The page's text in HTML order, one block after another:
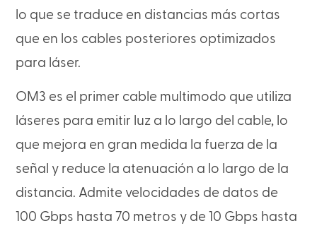
lo que se traduce en distancias más cortas
que en los cables posteriores optimizados
para láser.
OM3 es el primer cable multimodo que utiliza
láseres para emitir luz a lo largo del cable, lo
que mejora en gran medida la fuerza de la
señal y reduce la atenuación a lo largo de la
distancia. Admite velocidades de datos de
100 Gbps hasta 70 metros y de 10 Gbps hasta